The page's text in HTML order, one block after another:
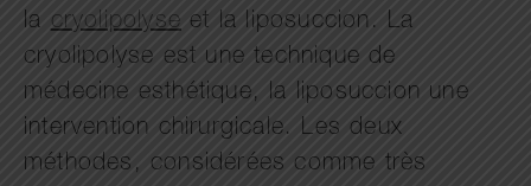
la cryolipolyse et la liposuccion. La
cryolipolyse est une technique de
médecine esthétique, la liposuccion une
intervention chirurgicale. Les deux
méthodes, considérées comme très